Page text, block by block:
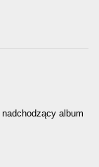
album